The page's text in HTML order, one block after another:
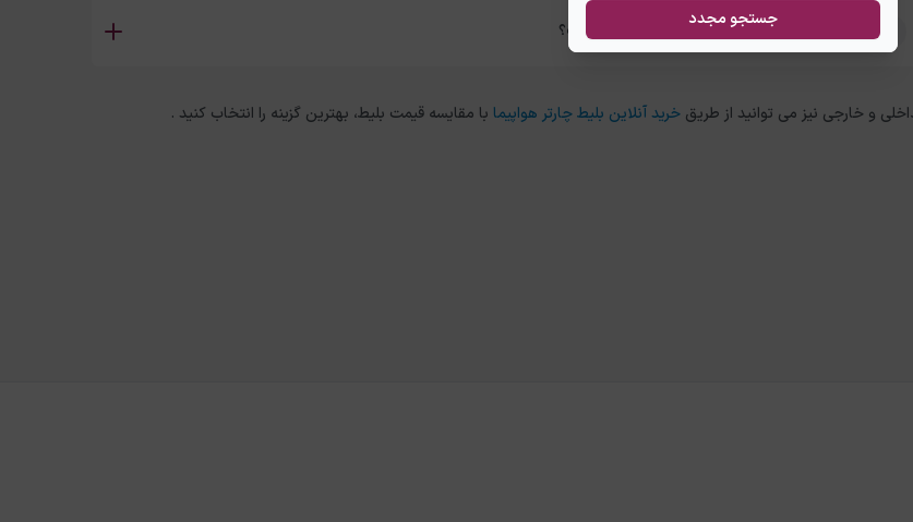
جستجو مجدد
تفاوت بلیط چارتر و سیستمی لاهور مسقط چیست؟
خرید آنلاین بلیط چارتر هواپیما با مقایسه قیمت بلیط، بهترین گزینه را انتخاب کنید .